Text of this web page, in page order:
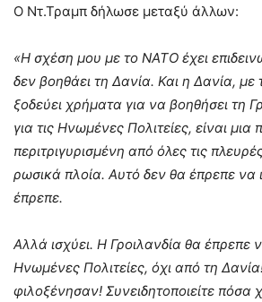
Ο Ντ.Τραμπ δήλωσε μεταξύ άλλων:
«Η σχέση μου με το ΝΑΤΟ έχει
δεν βοηθάει τη Δανία. Και η Δανία, με
ξοδεύει χρήματα για να βοηθήσει τη
για τις Ηνωμένες Πολιτείες, είναι
περιτριγυρισμένη από όλες τις
ρωσικά πλοία. Αυτό δεν θα έπρεπε να
έπρεπε.
Αλλά ισχύει. Η Γροιλανδία θα έπρεπε
Ηνωμένες Πολιτείες, όχι από τη
φιλοξένησαν! Συνειδητοποιείτε πόσα